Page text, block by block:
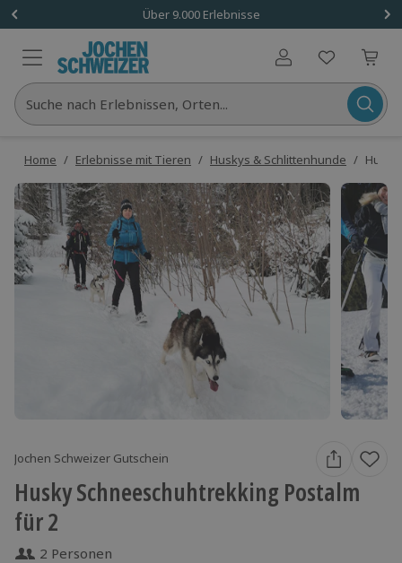
Über 9.000 Erlebnisse
Benutzerkonto
Suche nach Erlebnissen, Orten...
Home / Erlebnisse mit Tieren / Huskys & Schlittenhunde /
Jochen Schweizer Gutschein
Husky Schneeschuhtrekking Postalm
für 2
2 Personen